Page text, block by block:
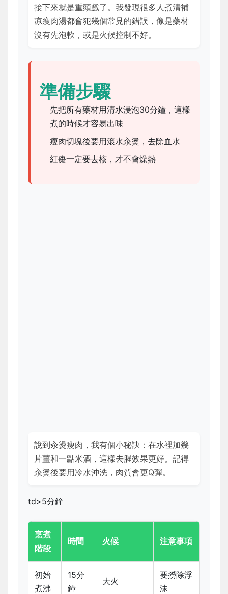
接下來就是重頭戲了。我發現很多人煮清補
凉瘦肉湯都會犯幾個常見的錯誤，像是藥材
沒有先泡軟，或是火候控制不好。
準備步驟
先把所有藥材用清水浸泡30分鐘，這樣
煮的時候才容易出味
瘦肉切塊後要用滾水汆燙，去除血水
紅棗一定要去核，才不會燥熱
說到汆燙瘦肉，我有個小秘訣：在水裡加幾
片薑和一點米酒，這樣去腥效果更好。記得
汆燙後要用冷水沖洗，肉質會更Q彈。
td>5分鐘
烹煮
階段
時間 火候 注意事項
初始
煮沸
15分
鐘
大火
要撈除浮
沫